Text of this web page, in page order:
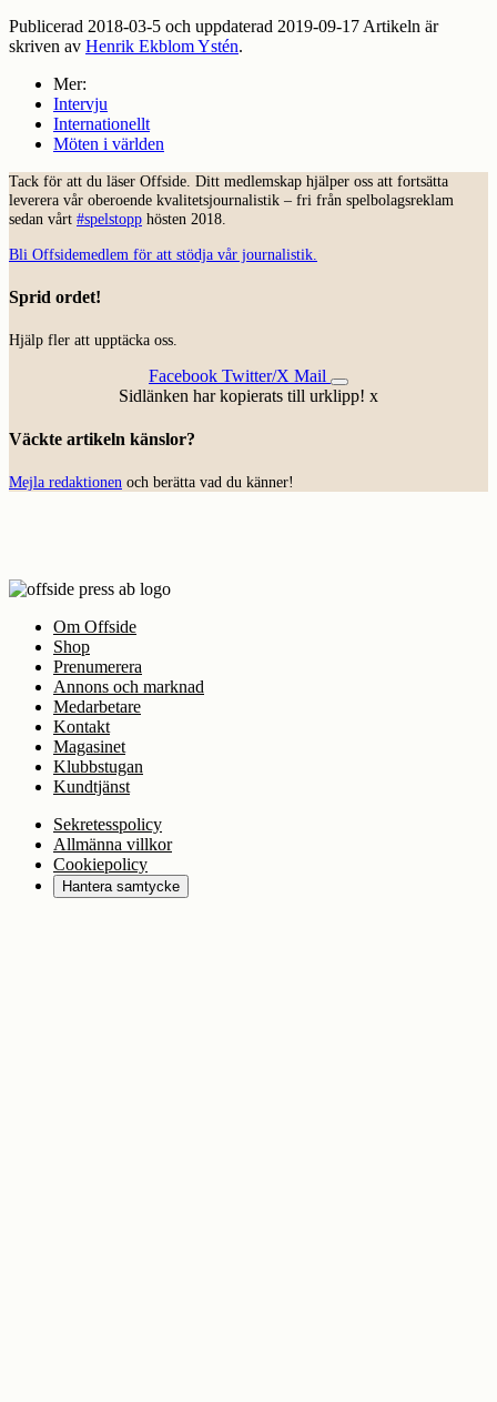
Publicerad 2018-03-5 och uppdaterad 2019-09-17 Artikeln är
skriven av Henrik Ekblom Ystén.
Mer:
Intervju
Internationellt
Möten i världen
Tack för att du läser Offside. Ditt medlemskap hjälper oss att fortsätta
leverera vår oberoende kvalitetsjournalistik – fri från spelbolagsreklam
sedan vårt #spelstopp hösten 2018.
Bli Offsidemedlem för att stödja vår journalistik.
Sprid ordet!
Hjälp fler att upptäcka oss.
Facebook Twitter/X Mail
Sidlänken har kopierats till urklipp! x
Väckte artikeln känslor?
Mejla redaktionen och berätta vad du känner!
Om Offside
Shop
Prenumerera
Annons och marknad
Medarbetare
Kontakt
Magasinet
Klubbstugan
Kundtjänst
Sekretesspolicy
Allmänna villkor
Cookiepolicy
Hantera samtycke